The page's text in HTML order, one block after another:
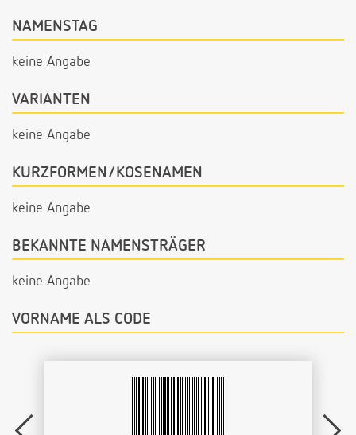
NAMENSTAG
keine Angabe
VARIANTEN
keine Angabe
KURZFORMEN/KOSENAMEN
keine Angabe
BEKANNTE NAMENSTRÄGER
keine Angabe
VORNAME ALS CODE